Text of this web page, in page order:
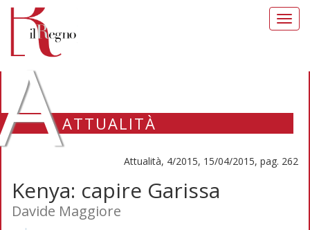
ATTUALITÀ
Attualità, 4/2015, 15/04/2015, pag. 262
Kenya: capire Garissa
Davide Maggiore